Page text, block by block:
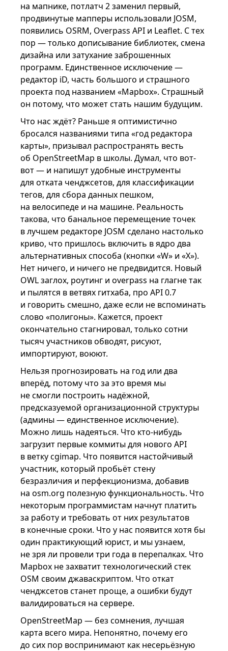
на мапнике, потлатч 2 заменил первый,
продвинутые мапперы использовали JOSM,
появились OSRM, Overpass API и Leaflet. С тех
пор — только дописывание библиотек, смена
дизайна или затухание заброшенных
программ. Единственное исключение —
редактор iD, часть большого и страшного
проекта под названием «Mapbox». Страшный
он потому, что может стать нашим будущим.
Что нас ждёт? Раньше я оптимистично
бросался названиями типа «год редактора
карты», призывал распространять весть
об OpenStreetMap в школы. Думал, что вот-
вот — и напишут удобные инструменты
для отката ченджсетов, для классификации
тегов, для сбора данных пешком,
на велосипеде и на машине. Реальность
такова, что банальное перемещение точек
в лучшем редакторе JOSM сделано настолько
криво, что пришлось включить в ядро два
альтернативных способа (кнопки «W» и «X»).
Нет ничего, и ничего не предвидится. Новый
OWL заглох, роутинг и overpass на глагне так
и пылятся в ветвях гитхаба, про API 0.7
и говорить смешно, даже если не вспоминать
слово «полигоны». Кажется, проект
окончательно стагнировал, только сотни
тысяч участников обводят, рисуют,
импортируют, воюют.
Нельзя прогнозировать на год или два
вперёд, потому что за это время мы
не смогли построить надёжной,
предсказуемой организационной структуры
(админы — единственное исключение).
Можно лишь надеяться. Что кто-нибудь
загрузит первые коммиты для нового API
в ветку cgimap. Что появится настойчивый
участник, который пробьёт стену
безразличия и перфекционизма, добавив
на osm.org полезную функциональность. Что
некоторым программистам начнут платить
за работу и требовать от них результатов
в конечные сроки. Что у нас появится хотя бы
один практикующий юрист, и мы узнаем,
не зря ли провели три года в перепалках. Что
Mapbox не захватит технологический стек
OSM своим джаваскриптом. Что откат
ченджсетов станет проще, а ошибки будут
валидироваться на сервере.
OpenStreetMap — без сомнения, лучшая
карта всего мира. Непонятно, почему его
до сих пор воспринимают как несерьёзную